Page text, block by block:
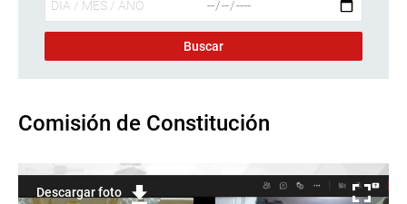
Comisión de Constitución
Descargar foto